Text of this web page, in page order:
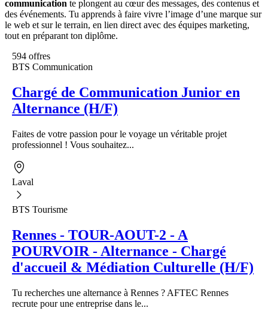
communication te plongent au cœur des messages, des contenus et
des événements. Tu apprends à faire vivre l’image d’une marque sur
le web et sur le terrain, en lien direct avec des équipes marketing,
tout en préparant ton diplôme.
594 offres
BTS Communication
Chargé de Communication Junior en
Alternance (H/F)
Faites de votre passion pour le voyage un véritable projet
professionnel ! Vous souhaitez...
Laval
BTS Tourisme
Rennes - TOUR-AOUT-2 - A
POURVOIR - Alternance - Chargé
d'accueil & Médiation Culturelle (H/F)
Tu recherches une alternance à Rennes ? AFTEC Rennes
recrute pour une entreprise dans le...